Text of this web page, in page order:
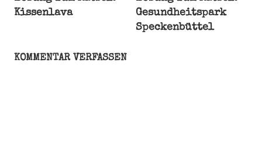
Kissenlava
Gesundheitspark
Speckenbüttel
KOMMENTAR VERFASSEN